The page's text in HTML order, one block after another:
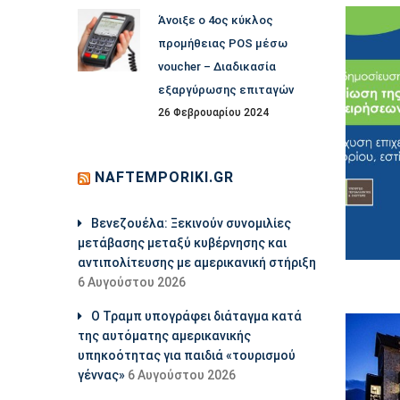
Άνοιξε ο 4ος κύκλος
προμήθειας POS μέσω
voucher – Διαδικασία
εξαργύρωσης επιταγών
26 Φεβρουαρίου 2024
NAFTEMPORIKI.GR
Βενεζουέλα: Ξεκινούν συνομιλίες
μετάβασης μεταξύ κυβέρνησης και
αντιπολίτευσης με αμερικανική στήριξη
6 Αυγούστου 2026
Ο Τραμπ υπογράφει διάταγμα κατά
της αυτόματης αμερικανικής
υπηκοότητας για παιδιά «τουρισμού
γέννας» 6 Αυγούστου 2026